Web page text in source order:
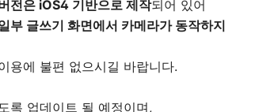
전은 iOS4 기반으로 제작되어 있어
부 글쓰기 화면에서 카메라가 동작하지
용에 불편 없으시길 바랍니다.
록 업데이트 될 예정이며,